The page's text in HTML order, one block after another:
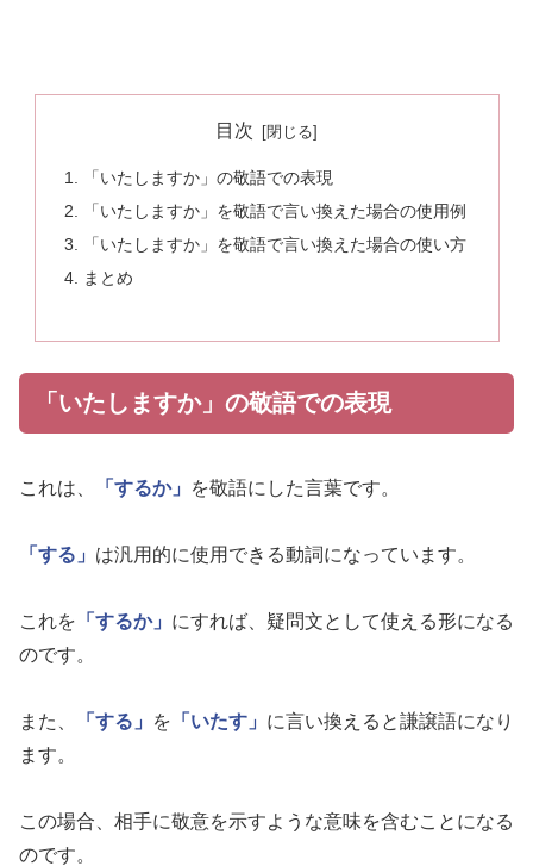
目次
「いたしますか」の敬語での表現
「いたしますか」を敬語で言い換えた場合の使用例
「いたしますか」を敬語で言い換えた場合の使い方
まとめ
「いたしますか」の敬語での表現
これは、 「するか」 を敬語にした言葉です。
「する」 は汎用的に使用できる動詞になっています。
これを 「するか」 にすれば、疑問文として使える形になる
のです。
また、 「する」 を 「いたす」 に言い換えると謙譲語になり
ます。
この場合、相手に敬意を示すような意味を含むことになる
のです。